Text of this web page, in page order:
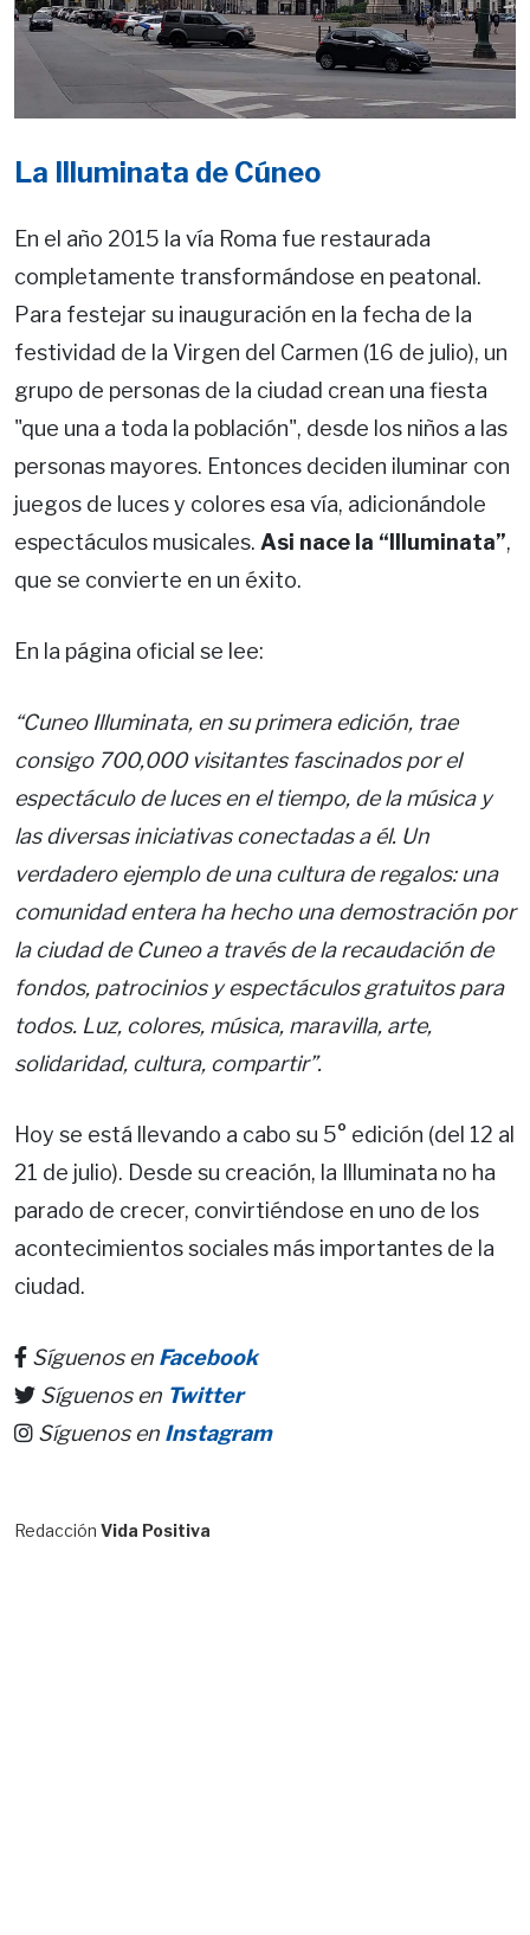
La Illuminata de Cúneo
En el año 2015 la vía Roma fue restaurada
completamente transformándose en peatonal.
Para festejar su inauguración en la fecha de la
festividad de la Virgen del Carmen (16 de julio), un
grupo de personas de la ciudad crean una fiesta
"que una a toda la población", desde los niños a las
personas mayores. Entonces deciden iluminar con
juegos de luces y colores esa vía, adicionándole
espectáculos musicales. Asi nace la “Illuminata”,
que se convierte en un éxito.
En la página oficial se lee:
“Cuneo Illuminata, en su primera edición, trae
consigo 700,000 visitantes fascinados por el
espectáculo de luces en el tiempo, de la música y
las diversas iniciativas conectadas a él. Un
verdadero ejemplo de una cultura de regalos: una
comunidad entera ha hecho una demostración por
la ciudad de Cuneo a través de la recaudación de
fondos, patrocinios y espectáculos gratuitos para
todos. Luz, colores, música, maravilla, arte,
solidaridad, cultura, compartir”.
Hoy se está llevando a cabo su 5° edición (del 12 al
21 de julio). Desde su creación, la Illuminata no ha
parado de crecer, convirtiéndose en uno de los
acontecimientos sociales más importantes de la
ciudad.
Síguenos en Facebook
Síguenos en Twitter
Síguenos en Instagram
Redacción Vida Positiva